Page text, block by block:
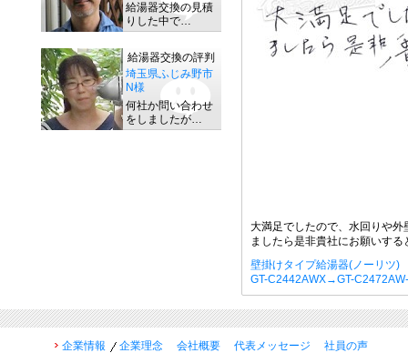
大満足でしたので、水回りや外
ましたら是非貴社にお願いする
壁掛けタイプ給湯器(ノーリツ)
GT-C2442AWX→GT-
給湯器交換の見積
りした中で…
給湯器交換の評判
埼玉県ふじみ野市
N様
何社か問い合わせ
をしましたが…
企業情報 企業理念 会社概要 代表メッセージ 社員の声